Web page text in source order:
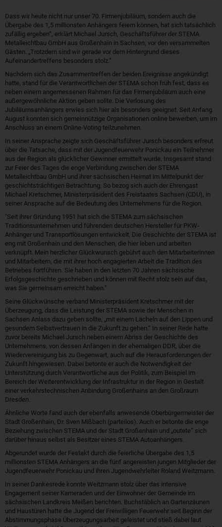
Dass wir heute nicht nur unser 70. Firmenjubiläum, sondern auch die
Übergabe des 1,5 millionsten Anhängers feiern können, hat sich tatsächlich
zufällig ergeben“, erklärt Michael Jursch, Geschäftsführer der STEMA
Metalleichtbau GmbH aus Großenhain in Sachsen, vor den versammelten
Gästen. „Trotzdem sind wir gerade vor dem Hintergrund dieses
Aufeinandertreffens besonders stolz.“
Nachdem sich das Zusammentreffen der beiden Ereignisse angekündigt
hatte, stand für die Verantwortlichen der STEMA schon früh fest, dass es
neben einem angemessenen Rahmen für das Firmenjubiläum auch eine
außergewöhnliche Aktion geben sollte. Die Verlosung des
Jubiläumsanhängers erwies sich hier als besonders geeignet. Seit Anfang
August konnten sich gemeinnützige Organisationen online bewerben, um im
Anschluss an einem Online-Voting teilzunehmen.
In seiner Ansprache zeigte sich Geschäftsführer Jursch besonders erfreut
über die Tatsache, dass mit der Jugendfeuerwehr Ponickau ein Teilnehmer
aus der Region als glücklicher Gewinner ermittelt wurde. Insgesamt stand
zur Feier des Tages die enge Verbindung zwischen der STEMA
Metalleichtbau GmbH und ihrer sächsischen Heimat im Mittelpunkt der
geschichtsträchtigen Betrachtung. So bezog sich auch der Ehrengast
Michael Kretschmer, Ministerpräsident des Freistaates Sachsen (CDU), in
seiner Ansprache auf die Bedeutung des Unternehmens für die Region.
"Seit ihrer Gründung 1951 hat sich die STEMA zum sächsischen
Traditionsunternehmen und führenden deutschen Hersteller für PKW-
Anhänger und Transportlösungen entwickelt. Die Geschichte der STEMA ist
eng mit Großenhain und den Menschen, die hier leben und arbeiten
verknüpft. Mein herzlicher Glückwunsch gebührt auch den Mitarbeiterinnen
und Mitarbeitern, die mit ihrer hoch engagierten Arbeit die Tradition des
Betriebes fortführen. Sie haben in den letzten 70 Jahren sächsische
Erfolgsgeschichte geschrieben und können mit Recht stolz sein auf das,
was Sie gemeinsam erreicht haben."
Seine Glückwünsche verband Ministerpräsident Kretschmer mit der
Überzeugung, dass die Leistung der STEMA sowie der Menschen in
Sachsen Anlass dazu geben sollte, „mit einem Lächeln auf den Lippen und
gesundem Selbstvertrauen in die Zukunft zu gehen.“ In seiner Rede hatte
zuvor bereits Michael Jursch neben einem Abriss der Geschichte des
Unternehmens, von dessen Anfängen in der ehemaligen DDR, über die
Wiedervereinigung bis zu Gegenwart, auch auf die Herausforderungen der
Zukunft hingewiesen. Dabei betonte er auch die Notwendigkeit der
Unterstützung durch Verantwortliche aus der Politik, zum Beispiel im
Bereich der Weiterentwicklung der Infrastruktur in der Region in Gestalt
einer verkehrstechnischen Anbindung Großenhains an den Großraum
Dresden.
Ähnliche Worte fand auch der ebenfalls anwesende Oberbürgermeister der
Stadt Großenhain, Dr. Sven Mißbach (parteilos). Auch er betonte die enge
Beziehung zwischen STEMA und der Stadt Großenhain und „outete“ sich
darüber hinaus selbst als Besitzer eines STEMA Autoanhängers.
Abgerundet wurde der Festakt durch die feierliche Übergabe des 1,5
millionsten STEMA Anhängers an die fünf angereisten jungen Mitglieder der
Jugendfeuerwehr Ponickau und ihren Jugendwehrleiter Roland Weitzmann.
In seiner Dankesrede konnte Weitzmann stolz über das intensive
Engagement seiner Kameraden und der Einwohner der Gemeinde im
sächsischen Landkreis Meißen berichten. Buchstäblich an Gartenzäunen
und Haustüren hatte die Jugend der Freiwilligen Feuerwehr seit Beginn der
Abstimmungsphase Überzeugungsarbeit geleistet und stieß dabei laut